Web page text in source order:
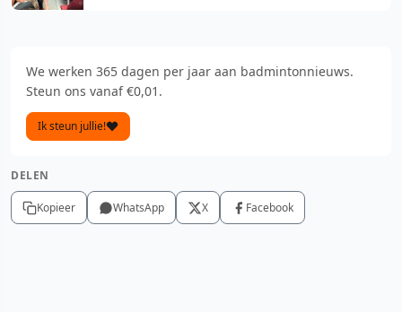
We werken 365 dagen per jaar aan badmintonnieuws.
Steun ons vanaf €0,01.
Ik steun jullie!
DELEN
Kopieer WhatsApp X Facebook